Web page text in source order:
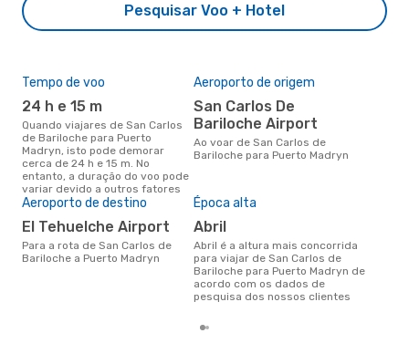
Pesquisar Voo + Hotel
Tempo de voo
24 h e 15 m
Quando viajares de San Carlos
de Bariloche para Puerto
Madryn, isto pode demorar
cerca de 24 h e 15 m. No
entanto, a duração do voo pode
variar devido a outros fatores
Aeroporto de origem
San Carlos De
Bariloche Airport
Ao voar de San Carlos de
Bariloche para Puerto Madryn
Aeroporto de destino
El Tehuelche Airport
Para a rota de San Carlos de
Bariloche a Puerto Madryn
Época alta
abril
abril é a altura mais concorrida
para viajar de San Carlos de
Bariloche para Puerto Madryn de
acordo com os dados de
pesquisa dos nossos clientes